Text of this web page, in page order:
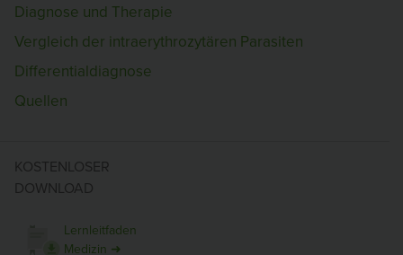
Diagnose und Therapie
Vergleich der intraerythrozytären Parasiten
Differentialdiagnose
Quellen
KOSTENLOSER
DOWNLOAD
Lernleitfaden
Medizin ➜